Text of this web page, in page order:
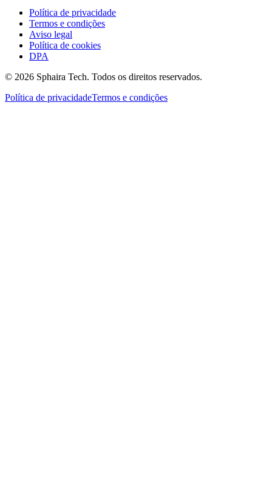
Política de privacidade
Termos e condições
Aviso legal
Política de cookies
DPA
© 2026 Sphaira Tech. Todos os direitos reservados.
Política de privacidadeTermos e condições